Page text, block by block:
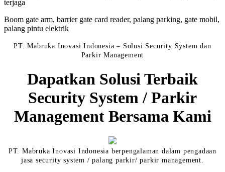
terjaga
Boom gate arm, barrier gate card reader, palang parking, gate mobil,
palang pintu elektrik
PT. Mabruka Inovasi Indonesia – Solusi Security System dan
Parkir Management
Dapatkan Solusi Terbaik
Security System / Parkir
Management Bersama Kami
PT. Mabruka Inovasi Indonesia berpengalaman dalam pengadaan
jasa security system / palang parkir/ parkir management.